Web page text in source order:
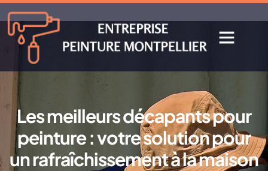
Les meilleurs décapants pour
peinture : votre solution pour
un rafraîchissement à la maison